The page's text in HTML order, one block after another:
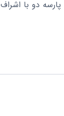
دو با اشراف